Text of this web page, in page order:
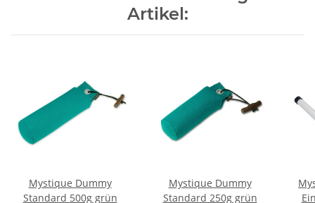
Artikel:
Mystique Dummy
Standard 500g grün
Mystique Dummy
Standard 250g grün